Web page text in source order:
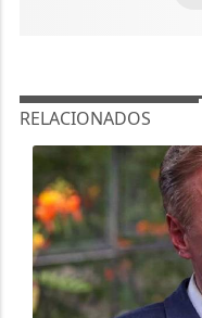
RELACIONADOS